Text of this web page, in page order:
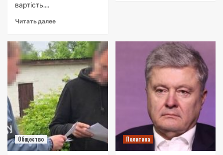
вартість....
Читать далее
Общество Политика